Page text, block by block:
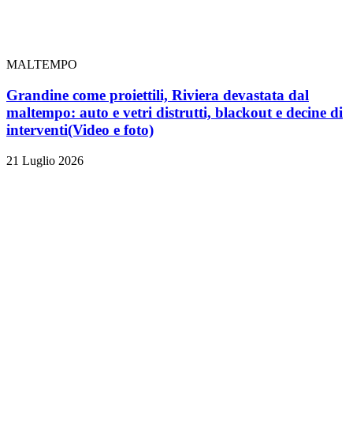
MALTEMPO
Grandine come proiettili, Riviera devastata dal
maltempo: auto e vetri distrutti, blackout e decine di
interventi(Video e foto)
21 Luglio 2026